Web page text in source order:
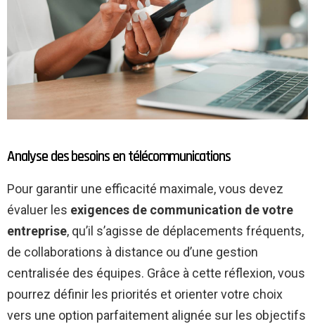
Analyse des besoins en télécommunications
Pour garantir une efficacité maximale, vous devez
évaluer les exigences de communication de votre
entreprise, qu’il s’agisse de déplacements fréquents,
de collaborations à distance ou d’une gestion
centralisée des équipes. Grâce à cette réflexion, vous
pourrez définir les priorités et orienter votre choix
vers une option parfaitement alignée sur les objectifs